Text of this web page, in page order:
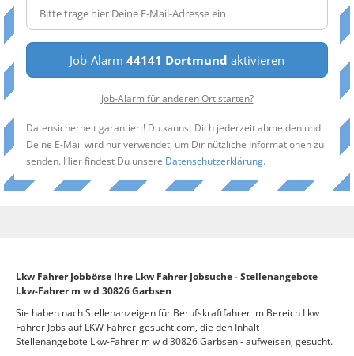
Job-Alarm 44141 Dortmund aktivieren
Job-Alarm für anderen Ort starten?
Datensicherheit garantiert! Du kannst Dich jederzeit abmelden und
Deine E-Mail wird nur verwendet, um Dir nützliche Informationen zu
senden. Hier findest Du unsere Datenschutzerklärung.
Lkw Fahrer Jobbörse Ihre Lkw Fahrer Jobsuche - Stellenangebote
Lkw-Fahrer m w d 30826 Garbsen
Sie haben nach Stellenanzeigen für Berufskraftfahrer im Bereich Lkw
Fahrer Jobs auf LKW-Fahrer-gesucht.com, die den Inhalt –
Stellenangebote Lkw-Fahrer m w d 30826 Garbsen - aufweisen, gesucht.